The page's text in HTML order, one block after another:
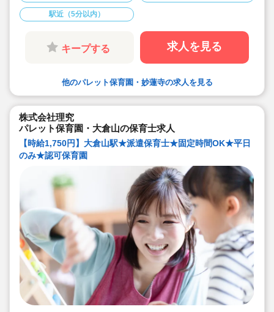
駅近（5分以内）
キープする 求人を見る
他のパレット保育園・妙蓮寺の求人を見る
株式会社理究
パレット保育園・大倉山の保育士求人
【時給1,750円】大倉山駅★派遣保育士★固定時間OK★平日
のみ★認可保育園